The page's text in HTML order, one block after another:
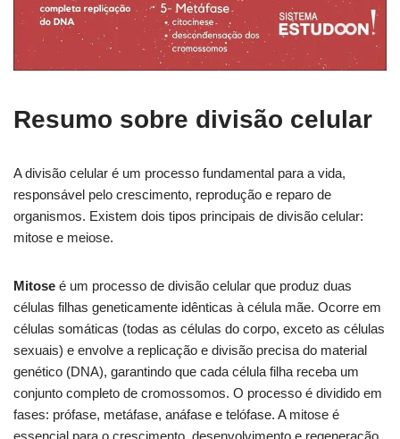
Resumo sobre divisão celular
A divisão celular é um processo fundamental para a vida,
responsável pelo crescimento, reprodução e reparo de
organismos. Existem dois tipos principais de divisão celular:
mitose e meiose.
Mitose é um processo de divisão celular que produz duas
células filhas geneticamente idênticas à célula mãe. Ocorre em
células somáticas (todas as células do corpo, exceto as células
sexuais) e envolve a replicação e divisão precisa do material
genético (DNA), garantindo que cada célula filha receba um
conjunto completo de cromossomos. O processo é dividido em
fases: prófase, metáfase, anáfase e telófase. A mitose é